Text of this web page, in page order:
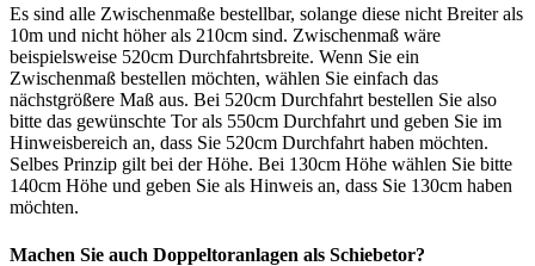
Es sind alle Zwischenmaße bestellbar, solange diese nicht Breiter als
10m und nicht höher als 210cm sind. Zwischenmaß wäre
beispielsweise 520cm Durchfahrtsbreite. Wenn Sie ein
Zwischenmaß bestellen möchten, wählen Sie einfach das
nächstgrößere Maß aus. Bei 520cm Durchfahrt bestellen Sie also
bitte das gewünschte Tor als 550cm Durchfahrt und geben Sie im
Hinweisbereich an, dass Sie 520cm Durchfahrt haben möchten.
Selbes Prinzip gilt bei der Höhe. Bei 130cm Höhe wählen Sie bitte
140cm Höhe und geben Sie als Hinweis an, dass Sie 130cm haben
möchten.
Machen Sie auch Doppeltoranlagen als Schiebetor?